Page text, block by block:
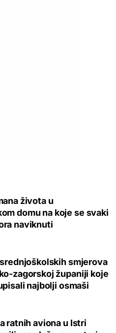
života u
domu na koje se svaki
naviknuti
smjerova
zagorskoj županiji koje
najbolji osmaši
ratnih aviona u Istri